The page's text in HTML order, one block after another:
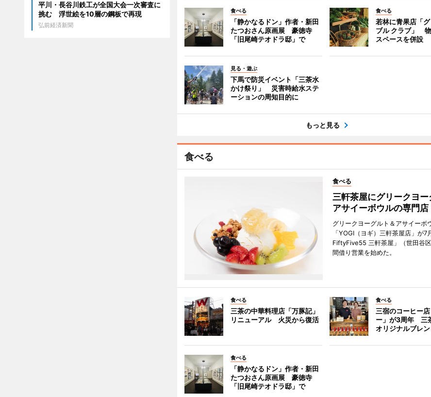
食べる
「静かなるドン」作者・新田
たつおさん原画展 豪徳寺
「旧尾崎テオドラ邸」で
食べる
若林に青果店「
ブル クラブ」
スペースを併設
見る・遊ぶ
下馬で防災イベント「三茶水
かけ祭り」 災害時給水ステ
ーションの周知目的に
もっと見る
食べる
食べる
三軒茶屋にグリークヨー
アサイーボウルの専門店
グリークヨーグルト＆アサイーボ
「YOGI（ヨギ）三軒茶屋店」が7
FiftyFive55 三軒茶屋」（世田谷
間借り営業を始めた。
食べる
三茶の中華料理店「万豚記」
リニューアル 火災から復活
食べる
三宿のコーヒー
ー」が3周年 三
オリジナルブレ
食べる
「静かなるドン」作者・新田
たつおさん原画展 豪徳寺
「旧尾崎テオドラ邸」で
平川・長谷川鉄工が全国大会一次審査に
挑む 浮世絵を10層の鋼板で再現
弘前経済新聞